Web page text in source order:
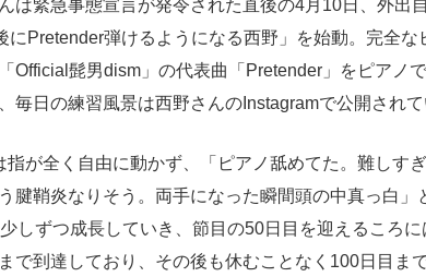
は緊急事態宣言が発令された直後の4月10日、外出
にPretender弾けるようになる西野」を始動。完全
Official髭男dism」の代表曲「Pretender」をピアノ
毎日の練習風景は西野さんのInstagramで公開されて
が全く自由に動かず、「ピアノ舐めてた。難しす
腱鞘炎なりそう。両手になった瞬間頭の中真っ白」
しずつ成長していき、節目の50日目を迎えるころ
で到達しており、その後も休むことなく100日目ま